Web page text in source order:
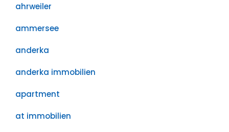
ahrweiler
ammersee
anderka
anderka immobilien
apartment
at immobilien